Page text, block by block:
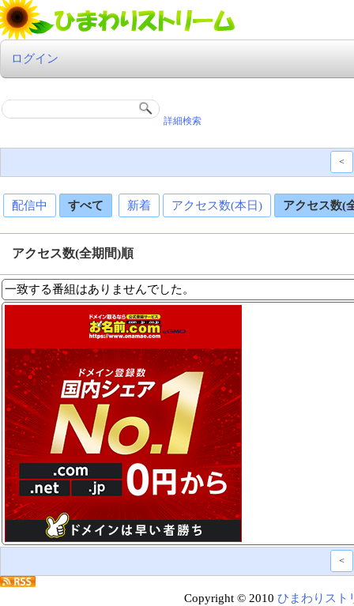
ログイン
詳細検索
<
配信中 すべて 新着 アクセス数(本日) アクセス数(
アクセス数(全期間)順
一致する番組はありませんでした。
<
Copyright © 2010 ひまわりスト